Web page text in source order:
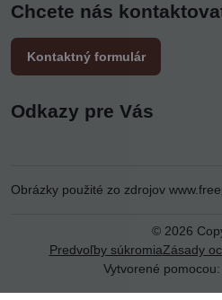
Chcete nás
Kontaktný formulár
Odkazy pre Vás
Obrázky použité zo zdrojov
© 2026
Predvoľby súkromiaZásady
Vytvorené pomocou: